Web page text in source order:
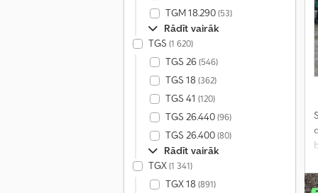
TGM 18.290(53)
Rādīt vairāk
TGS (1 620)
TGS 26(546)
TGS 18 (362)
TGS 41 (120)
TGS 26.440(96)
TGS 26.400(80)
Rādīt vairāk
TGX(1 341)
TGX 18 (891)